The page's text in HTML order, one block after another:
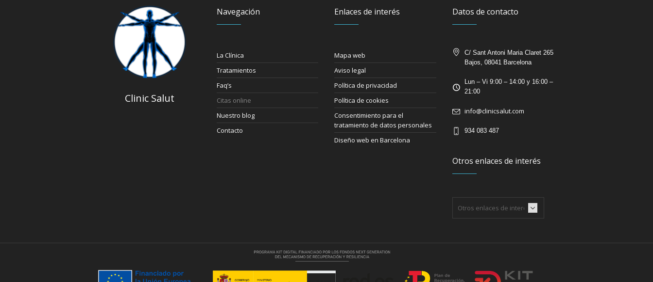
Clinic Salut
Navegación
La Clínica
Tratamientos
Faq’s
Citas online
Nuestro blog
Contacto
Enlaces de interés
Mapa web
Aviso legal
Política de privacidad
Política de cookies
Consentimiento para el
tratamiento de datos personales
Diseño web en Barcelona
Datos de contacto
C/ Sant Antoni Maria Claret 265
Bajos, 08041 Barcelona
Lun – Vi 9:00 – 14:00 y 16:00 –
21:00
info@clinicsalut.com
934 083 487
Otros enlaces de interés